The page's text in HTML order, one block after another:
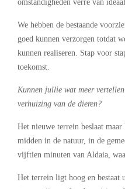
omstandigheden verre van ideaal.
We hebben de bestaande
goed kunnen verzorgen totdat
kunnen realiseren. Stap voor
toekomst.
Kunnen jullie wat meer
verhuizing van de dieren?
Het nieuwe terrein beslaat
midden in de natuur, in de
vijftien minuten van Aldaia,
Het terrein ligt hoog en bestaat